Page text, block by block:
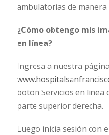
ambulatorias de
¿Cómo obtengo mis
en línea?
Ingresa a nuestra
botón Servicios en línea
parte superior derecha.
Luego inicia sesión con